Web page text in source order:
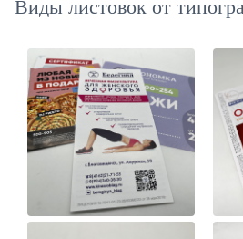
Виды листовок от